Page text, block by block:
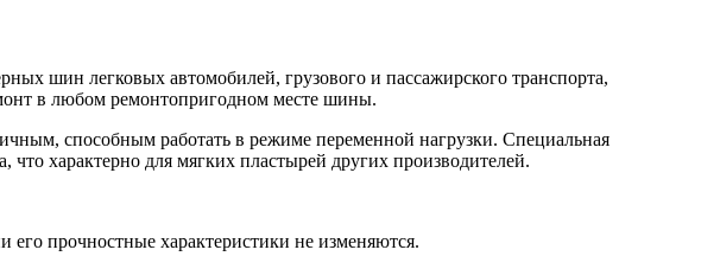
шин легковых автомобилей, грузового и пассажирского транспорта,
в любом ремонтопригодном месте шины.
способным работать в режиме переменной нагрузки. Специальная
характерно для мягких пластырей других производителей.
прочностные характеристики не изменяются.